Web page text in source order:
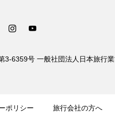
3-6359号 一般社団法人日本旅行
ポリシー 旅行会社の方へ